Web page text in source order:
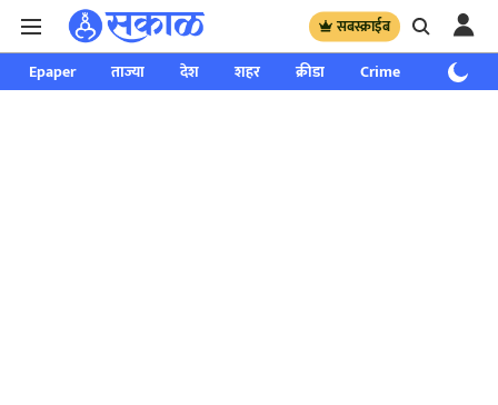
सबस्क्राईब
Epaper ताज्या देश शहर क्रीडा Crime साप्ताहिक